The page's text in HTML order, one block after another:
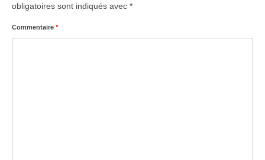
obligatoires sont indiqués avec *
Commentaire *